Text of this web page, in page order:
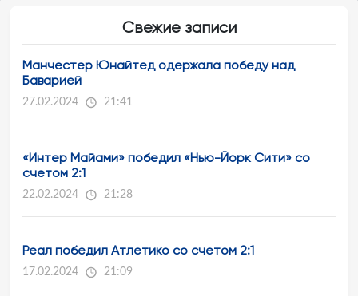
Свежие записи
Манчестер Юнайтед одержала победу над
Баварией
27.02.2024 21:41
«Интер Майами» победил «Нью-Йорк Сити» со
счетом 2:1
22.02.2024 21:28
Реал победил Атлетико со счетом 2:1
17.02.2024 21:09